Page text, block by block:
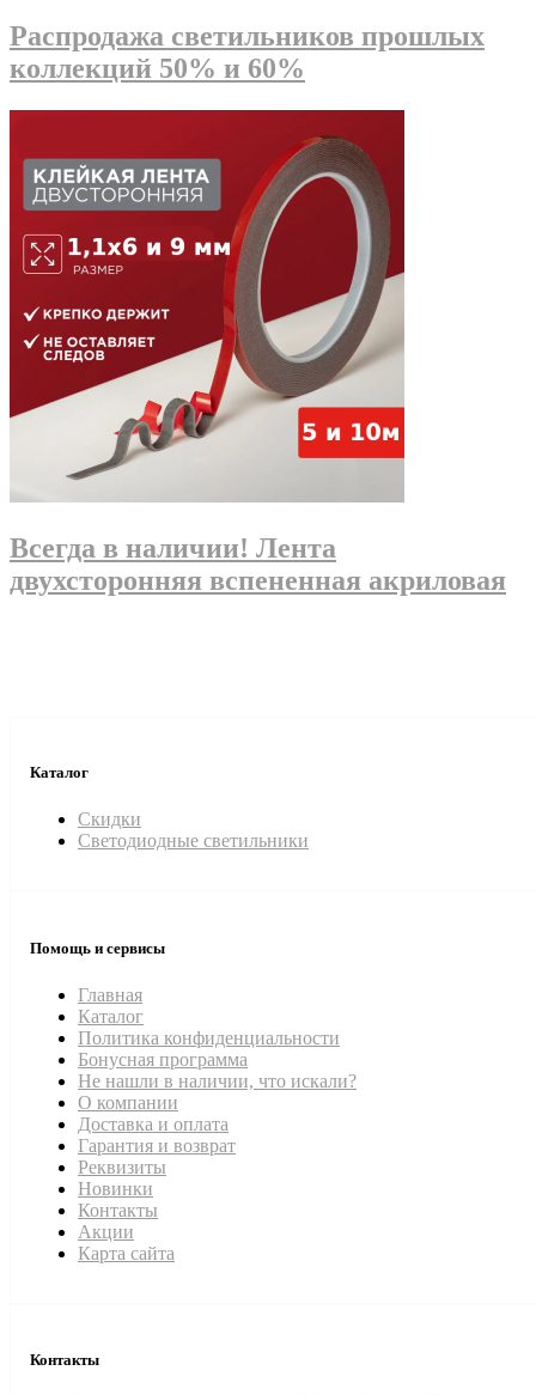
Распродажа светильников прошлых
коллекций 50% и 60%
Всегда в наличии! Лента
двухсторонняя вспененная акриловая
Каталог
Скидки
Светодиодные светильники
Помощь и сервисы
Главная
Каталог
Политика конфиденциальности
Бонусная программа
Не нашли в наличии, что искали?
О компании
Доставка и оплата
Гарантия и возврат
Реквизиты
Новинки
Контакты
Акции
Карта сайта
Контакты